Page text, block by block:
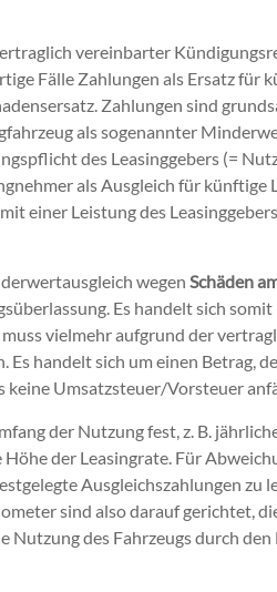
vereinbarter
Fälle Zahlungen als Ersatz für
Zahlungen sind
als sogenannter
des Leasinggebers (=
als Ausgleich für
einer Leistung des
wegen Schäden
Es handelt sich
vielmehr aufgrund der
Es handelt sich um einen Betrag,
keine Umsatzsteuer/Vorsteuer
der Nutzung fest, z. B.
der Leasingrate. Für
Ausgleichszahlungen zu
sind also darauf gerichtet,
des Fahrzeugs durch den